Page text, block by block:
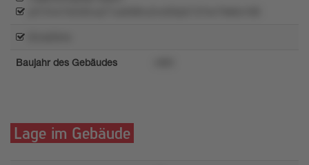
Baujahr des Gebäudes
Lage im Gebäude